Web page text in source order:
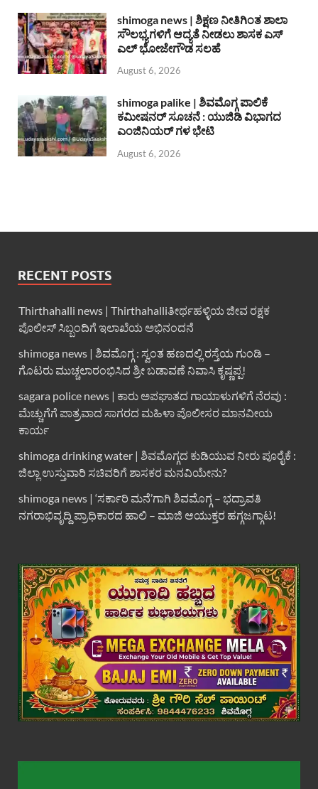
shimoga news | ಶಿಕ್ಷಣ ನೀತಿಗಿಂತ ಶಾಲಾ
ಸೌಲಭ್ಯಗಳಿಗೆ ಆದ್ಯತೆ ನೀಡಲು ಶಾಸಕ ಎಸ್
ಎಲ್ ಭೋಜೇಗೌಡ ಸಲಹೆ
August 6, 2026
shimoga palike | ಶಿವಮೊಗ್ಗ ಪಾಲಿಕೆ
ಕಮೀಷನರ್ ಸೂಚನೆ : ಯುಜಿಡಿ ವಿಭಾಗದ
ಎಂಜಿನಿಯರ್ ಗಳ ಭೇಟಿ
August 6, 2026
RECENT POSTS
Thirthahalli news | Thirthahalliತೀರ್ಥಹಳ್ಳಿಯ ಜೀವ ರಕ್ಷಕ
ಪೊಲೀಸ್ ಸಿಬ್ಬಂದಿಗೆ ಇಲಾಖೆಯ ಅಭಿನಂದನೆ
shimoga news | ಶಿವಮೊಗ್ಗ : ಸ್ವಂತ ಹಣದಲ್ಲಿ ರಸ್ತೆಯ ಗುಂಡಿ –
ಗೊಟರು ಮುಚ್ಚಲಾರಂಭಿಸಿದ ಶ್ರೀ ಬಡಾವಣೆ ನಿವಾಸಿ ಕೃಷ್ಣಪ್ಪ!
sagara police news | ಕಾರು ಅಪಘಾತದ ಗಾಯಾಳುಗಳಿಗೆ ನೆರವು :
ಮೆಚ್ಚುಗೆಗೆ ಪಾತ್ರವಾದ ಸಾಗರದ ಮಹಿಳಾ ಪೊಲೀಸರ ಮಾನವೀಯ
ಕಾರ್ಯ
shimoga drinking water | ಶಿವಮೊಗ್ಗದ ಕುಡಿಯುವ ನೀರು ಪೂರೈಕೆ :
ಜಿಲ್ಲಾ ಉಸ್ತುವಾರಿ ಸಚಿವರಿಗೆ ಶಾಸಕರ ಮನವಿಯೇನು?
shimoga news | ‘ಸರ್ಕಾರಿ ಮನೆ’ಗಾಗಿ ಶಿವಮೊಗ್ಗ – ಭದ್ರಾವತಿ
ನಗರಾಭಿವೃದ್ದಿ ಪ್ರಾಧಿಕಾರದ ಹಾಲಿ – ಮಾಜಿ ಆಯುಕ್ತರ ಹಗ್ಗಜಗ್ಗಾಟ!